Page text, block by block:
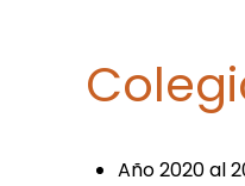
Año 2020 al